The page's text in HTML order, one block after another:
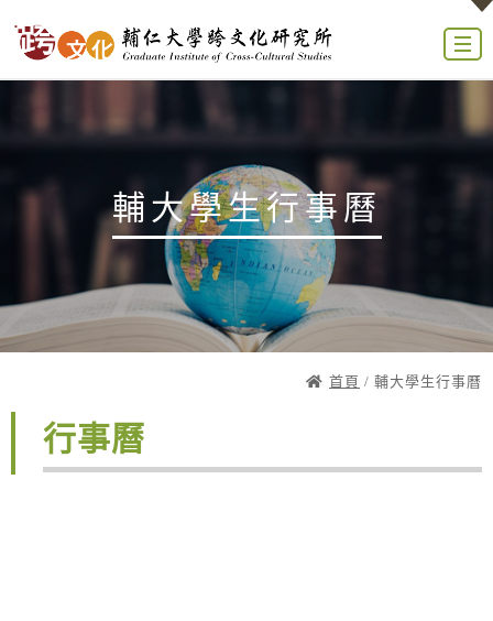
輔大學生行事曆
首頁 / 輔大學生行事曆
行事曆